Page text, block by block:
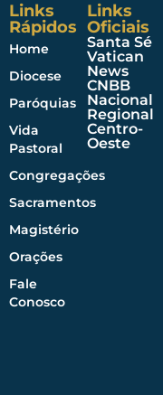
Links
Rápidos
Home
Diocese
Paróquias
Vida
Pastoral
Congregações
Sacramentos
Magistério
Orações
Fale
Conosco
Links
Oficiais
Santa Sé
Vatican
News
CNBB
Nacional
Regional
Centro-
Oeste